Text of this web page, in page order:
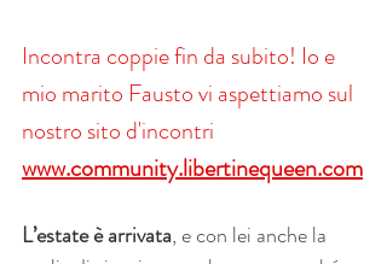
Incontra coppie fin da subito! Io e
mio marito Fausto vi aspettiamo sul
nostro sito d'incontri
www.community.libertinequeen.com
L’estate è arrivata, e con lei anche la